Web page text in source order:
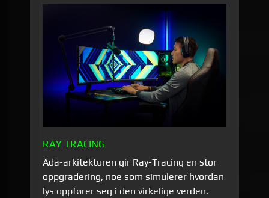
RAY TRACING
Ada-arkitekturen gir Ray-Tracing en stor
oppgradering, noe som simulerer hvordan
lys oppfører seg i den virkelige verden.